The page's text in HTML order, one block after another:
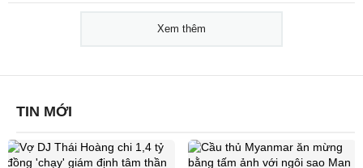
Xem thêm
TIN MỚI